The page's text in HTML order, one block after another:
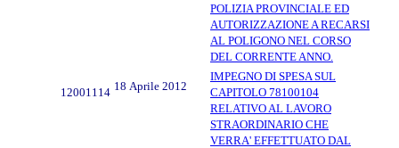
POLIZIA PROVINCIALE ED
AUTORIZZAZIONE A RECARSI
AL POLIGONO NEL CORSO
DEL CORRENTE ANNO.
12001114 18 Aprile 2012
IMPEGNO DI SPESA SUL
CAPITOLO 78100104
RELATIVO AL LAVORO
STRAORDINARIO CHE
VERRA' EFFETTUATO DAL